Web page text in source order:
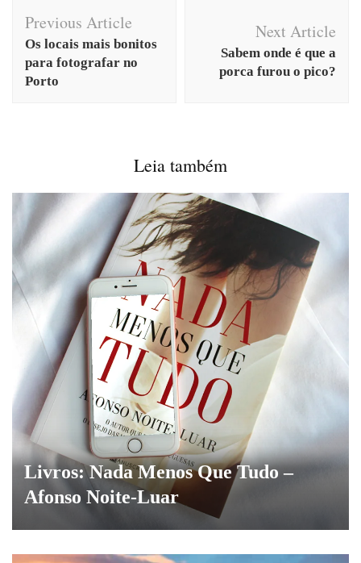
Post
Navigation
Previous Article
Os locais mais bonitos
para fotografar no
Porto
Next Article
Sabem onde é que a
porca furou o pico?
Leia também
Livros: Nada Menos Que Tudo –
Afonso Noite-Luar